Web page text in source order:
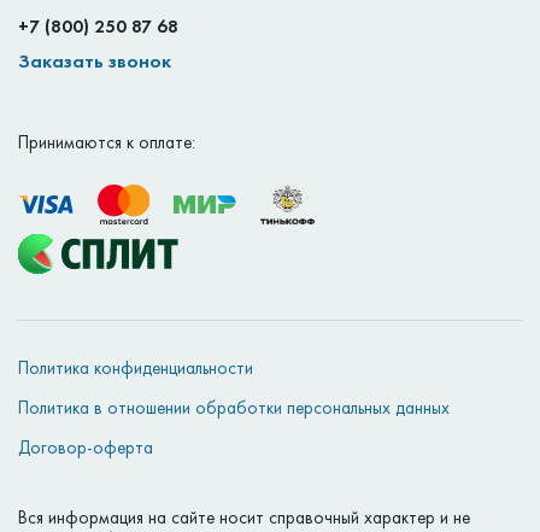
+7 (800) 250 87 68
Заказать звонок
Принимаются к оплате:
Политика конфиденциальности
Политика в отношении обработки персональных данных
Договор-оферта
Вся информация на сайте носит справочный характер и не